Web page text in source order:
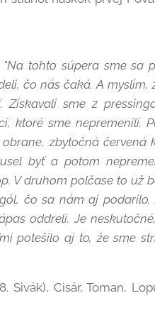
"Na tohto súpera sme sa
čo nás čaká. A myslím,
sme z
ktoré sme nepremenili.
zbytočná červená
byť a potom
V druhom polčase to už
čo sa nám aj podarilo.
oddreli. Je
potešilo aj to, že sme
Sivák), Cisár, Toman,